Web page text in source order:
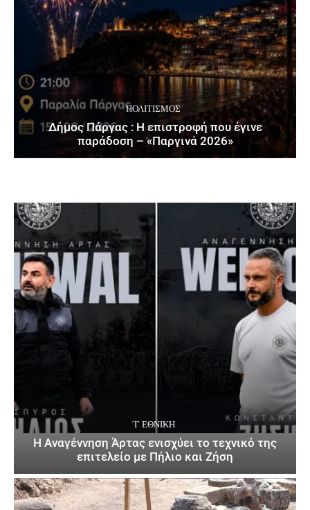
ΠΟΛΙΤΙΣΜΌΣ
Δήμος Πάργας : Η επιστροφή που έγινε
παράδοση – «Παργινά 2026»
΄Γ ΕΘΝΙΚΉ
Η Αναγέννηση Άρτας ενισχύει το τεχνικό της
επιτελείο με Πήλιο και Ζήση